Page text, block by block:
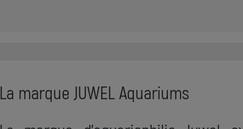
La marque JUWEL Aquariums